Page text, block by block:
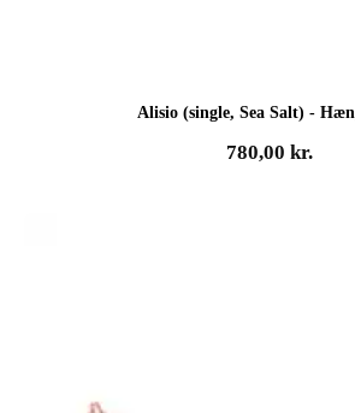
Alisio (single, Sea Salt) -
780,00 kr.